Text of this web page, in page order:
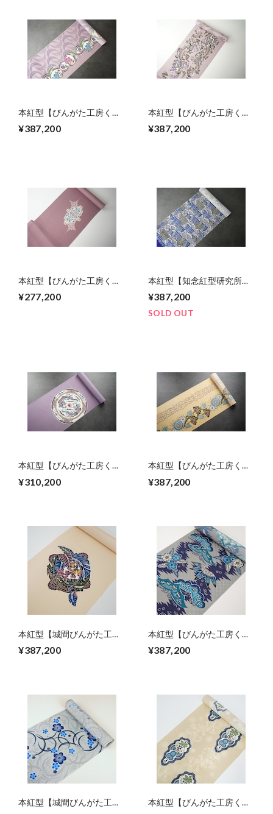
本紅型【びんがた工房くん
¥387,200
本紅型【びんがた工房くん
¥387,200
本紅型【びんがた工房くん
や】宜保 聡作 ブーゲンビ
リア
¥277,200
本紅型【知念紅型研究所】
知念冬馬作 青海波に帆船
¥387,200
SOLD OUT
本紅型【びんがた工房くん
¥310,200
本紅型【びんがた工房くん
（ドラゴンフルーツ）
¥387,200
本紅型【城間びんがた工
¥387,200
本紅型【びんがた工房くん
梅 六通柄
¥387,200
本紅型【城間びんがた工
本紅型【びんがた工房くん